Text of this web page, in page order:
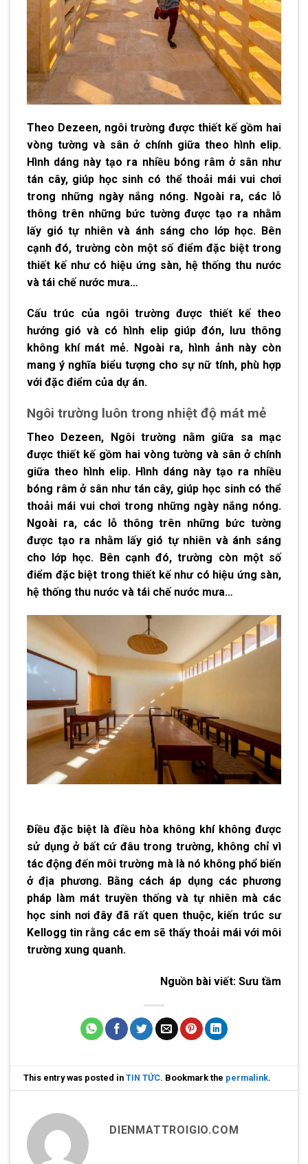
Theo Dezeen, ngôi trường được thiết kế gồm hai
vòng tường và sân ở chính giữa theo hình elip.
Hình dáng này tạo ra nhiều bóng râm ở sân như
tán cây, giúp học sinh có thể thoải mái vui chơi
trong những ngày nắng nóng. Ngoài ra, các lỗ
thông trên những bức tường được tạo ra nhằm
lấy gió tự nhiên và ánh sáng cho lớp học. Bên
cạnh đó, trường còn một số điểm đặc biệt trong
thiết kế như có hiệu ứng sàn, hệ thống thu nước
và tái chế nước mưa…
Cấu trúc của ngôi trường được thiết kế theo
hướng gió và có hình elip giúp đón, lưu thông
không khí mát mẻ. Ngoài ra, hình ảnh này còn
mang ý nghĩa biểu tượng cho sự nữ tính, phù hợp
với đặc điểm của dự án.
Ngôi trường luôn trong nhiệt độ mát mẻ
Theo Dezeen, Ngôi trường nằm giữa sa mạc
được thiết kế gồm hai vòng tường và sân ở chính
giữa theo hình elip. Hình dáng này tạo ra nhiều
bóng râm ở sân như tán cây, giúp học sinh có thể
thoải mái vui chơi trong những ngày nắng nóng.
Ngoài ra, các lỗ thông trên những bức tường
được tạo ra nhằm lấy gió tự nhiên và ánh sáng
cho lớp học. Bên cạnh đó, trường còn một số
điểm đặc biệt trong thiết kế như có hiệu ứng sàn,
hệ thống thu nước và tái chế nước mưa…
Điều đặc biệt là điều hòa không khí không được
sử dụng ở bất cứ đâu trong trường, không chỉ vì
tác động đến môi trường mà là nó không phổ biến
ở địa phương. Bằng cách áp dụng các phương
pháp làm mát truyền thống và tự nhiên mà các
học sinh nơi đây đã rất quen thuộc, kiến trúc sư
Kellogg tin rằng các em sẽ thấy thoải mái với môi
trường xung quanh.
Nguồn bài viết: Sưu tầm
This entry was posted inTIN TỨC. Bookmark the permalink.
DIENMATTROIGIO.COM